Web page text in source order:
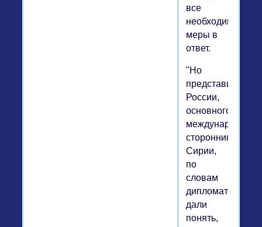
все
необходимые
меры в
ответ.
"Но
представители
России,
основного
международного
сторонника
Сирии,
по
словам
дипломатов,
дали
понять,